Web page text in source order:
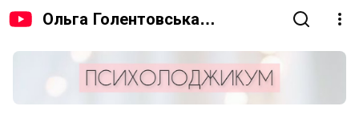
Ольга Голентовська